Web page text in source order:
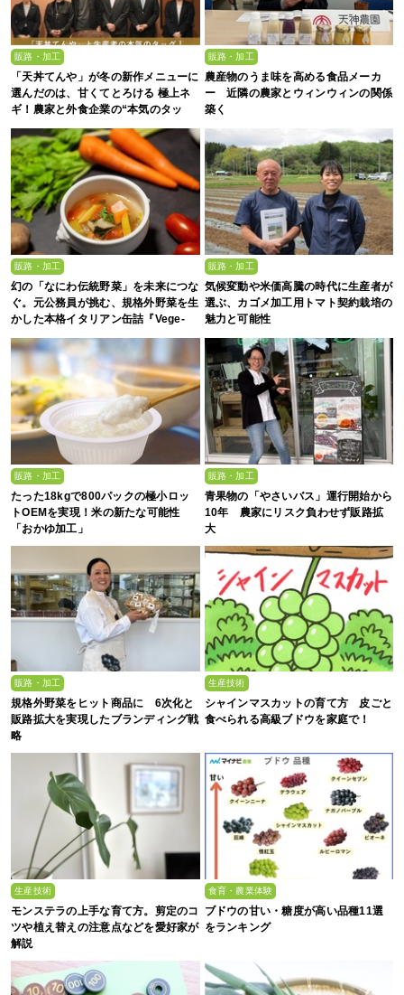
販路・加工
「天丼てんや」が冬の新作メニューに
選んだのは、甘くてとろける 極上ネ
ギ！農家と外食企業の“本気のタッ
グ”が生んだ一杯
販路・加工
農産物のうま味を高める食品メーカ
ー 近隣の農家とウィンウィンの関係
築く
販路・加工
幻の「なにわ伝統野菜」を未来につな
ぐ。元公務員が挑む、規格外野菜を生
かした本格イタリアン缶詰『Vege-
Can』の誕生
販路・加工
気候変動や米価高騰の時代に生産者が
選ぶ、カゴメ加工用トマト契約栽培の
魅力と可能性
販路・加工
たった18kgで800パックの極小ロッ
トOEMを実現！米の新たな可能性
「おかゆ加工」
販路・加工
青果物の「やさいバス」運行開始から
10年 農家にリスク負わせず販路拡
大
販路・加工
規格外野菜をヒット商品に 6次化と
販路拡大を実現したブランディング戦
略
生産技術
シャインマスカットの育て方 皮ごと
食べられる高級ブドウを家庭で！
生産技術
モンステラの上手な育て方。剪定のコ
ツや植え替えの注意点などを愛好家が
解説
食育・農業体験
ブドウの甘い・糖度が高い品種11選
をランキング